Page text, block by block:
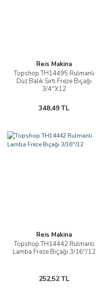
Reis Makina
Topshop TH14495 Rulmanlı
Düz Balık Sırtı Freze Bıçağı
3/4''X12
348,49 TL
Reis Makina
Topshop TH14442 Rulmanlı
Lamba Freze Bıçağı 3/16''/12
252,52 TL